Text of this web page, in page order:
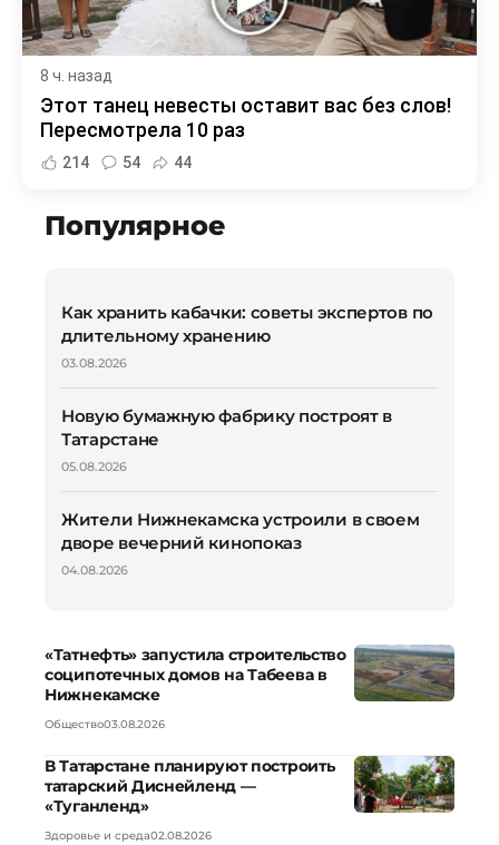
8 ч. назад
Этот танец невесты оставит вас без слов!
Пересмотрела 10 раз
214 54 44
Популярное
Как хранить кабачки: советы экспертов по
длительному хранению
03.08.2026
Новую бумажную фабрику построят в
Татарстане
05.08.2026
Жители Нижнекамска устроили в своем
дворе вечерний кинопоказ
04.08.2026
«Татнефть» запустила строительство
соципотечных домов на Табеева в
Нижнекамске
Общество03.08.2026
В Татарстане планируют построить
татарский Диснейленд —
«Туганленд»
Здоровье и среда02.08.2026